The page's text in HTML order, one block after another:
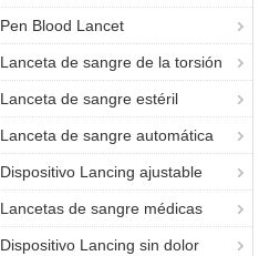
Pen Blood Lancet
Lanceta de sangre de la torsión
Lanceta de sangre estéril
Lanceta de sangre automática
Dispositivo Lancing ajustable
Lancetas de sangre médicas
Dispositivo Lancing sin dolor